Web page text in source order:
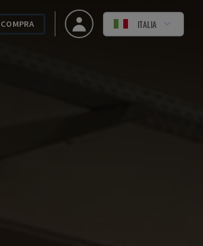
COMPRA ITALIA